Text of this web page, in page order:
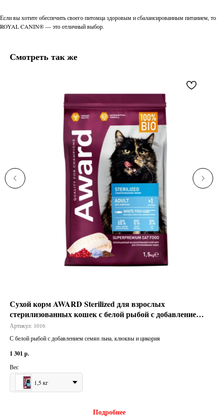
Если вы хотите обеспечить своего питомца здоровым и сбалансированным питанием, то
ROYAL CANIN® — это отличный выбор.
Смотреть так же
Сухой корм AWARD Sterilized для взрослых
стерилизованных кошек с белой рыбой с добавлением
семян льна, клюквы и цикория
Артикул: 1016
С белой рыбой с добавлением семян льна, клюквы и цикория
1 301 р.
Вес
1,5 кг
Подробнее